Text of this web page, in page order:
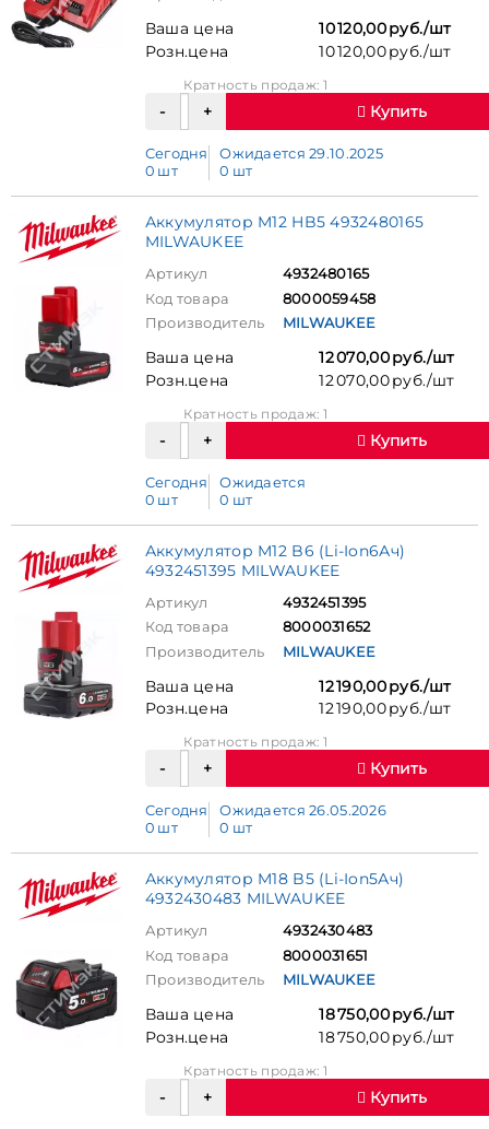
Ваша цена
10 120,00 руб./шт
Розн.цена
10 120,00 руб./шт
Кратность продаж: 1
Купить
Сегодня
0 шт
Ожидается 29.10.2025
0 шт
Аккумулятор M12 HB5 4932480165
MILWAUKEE
Артикул
4932480165
Код товара
8000059458
Производитель
MILWAUKEE
Ваша цена
12 070,00 руб./шт
Розн.цена
12 070,00 руб./шт
Кратность продаж: 1
Купить
Сегодня
0 шт
Ожидается
0 шт
Аккумулятор M12 B6 (Li-Ion6Ач)
4932451395 MILWAUKEE
Артикул
4932451395
Код товара
8000031652
Производитель
MILWAUKEE
Ваша цена
12 190,00 руб./шт
Розн.цена
12 190,00 руб./шт
Кратность продаж: 1
Купить
Сегодня
0 шт
Ожидается 26.05.2026
0 шт
Аккумулятор M18 B5 (Li-Ion5Ач)
4932430483 MILWAUKEE
Артикул
4932430483
Код товара
8000031651
Производитель
MILWAUKEE
Ваша цена
18 750,00 руб./шт
Розн.цена
18 750,00 руб./шт
Кратность продаж: 1
Купить